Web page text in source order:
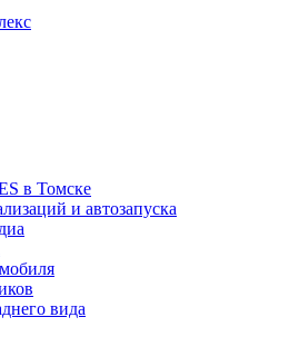
в Томске
и автозапуска
вида